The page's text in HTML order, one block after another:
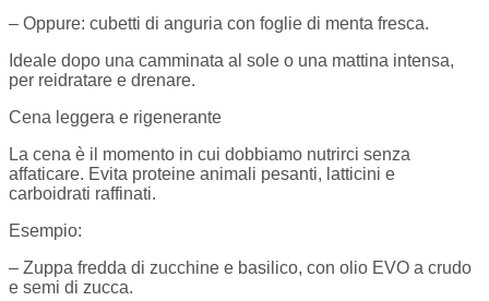
– Oppure: cubetti di anguria con foglie di menta fresca.
Ideale dopo una camminata al sole o una mattina intensa,
per reidratare e drenare.
Cena leggera e rigenerante
La cena è il momento in cui dobbiamo nutrirci senza
affaticare. Evita proteine animali pesanti, latticini e
carboidrati raffinati.
Esempio:
– Zuppa fredda di zucchine e basilico, con olio EVO a crudo
e semi di zucca.